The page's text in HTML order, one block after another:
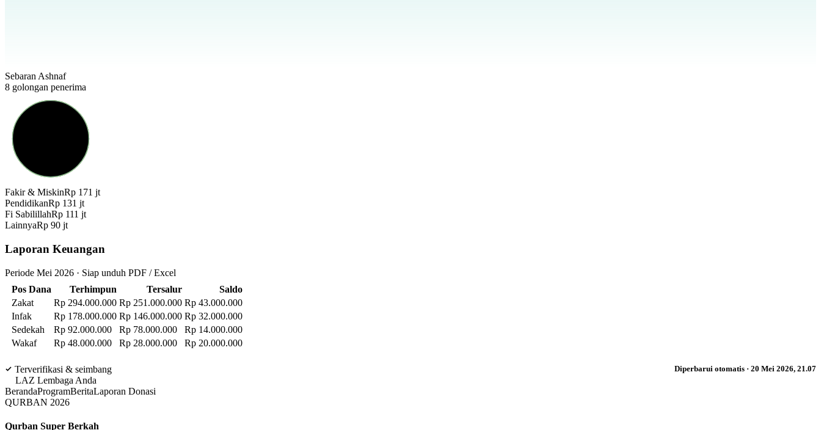
Sebaran Ashnaf
8 golongan penerima
Fakir & MiskinRp 171 jt
PendidikanRp 131 jt
Fi SabilillahRp 111 jt
LainnyaRp 90 jt
Laporan Keuangan
Periode Mei 2026 · Siap unduh PDF / Excel
Pos Dana
Terhimpun Tersalur
Saldo
Zakat
Rp 294.000.000 Rp 251.000.000 Rp 43.000.000
Infak
Rp 178.000.000 Rp 146.000.000 Rp 32.000.000
Sedekah
Rp 92.000.000 Rp 78.000.000
Rp 14.000.000
Wakaf
Rp 48.000.000 Rp 28.000.000 Rp 20.000.000
Terverifikasi & seimbang Diperbarui otomatis · 20 Mei 2026, 21.07
LAZ Lembaga Anda
BerandaProgramBeritaLaporan Donasi
QURBAN 2026
Qurban Super Berkah